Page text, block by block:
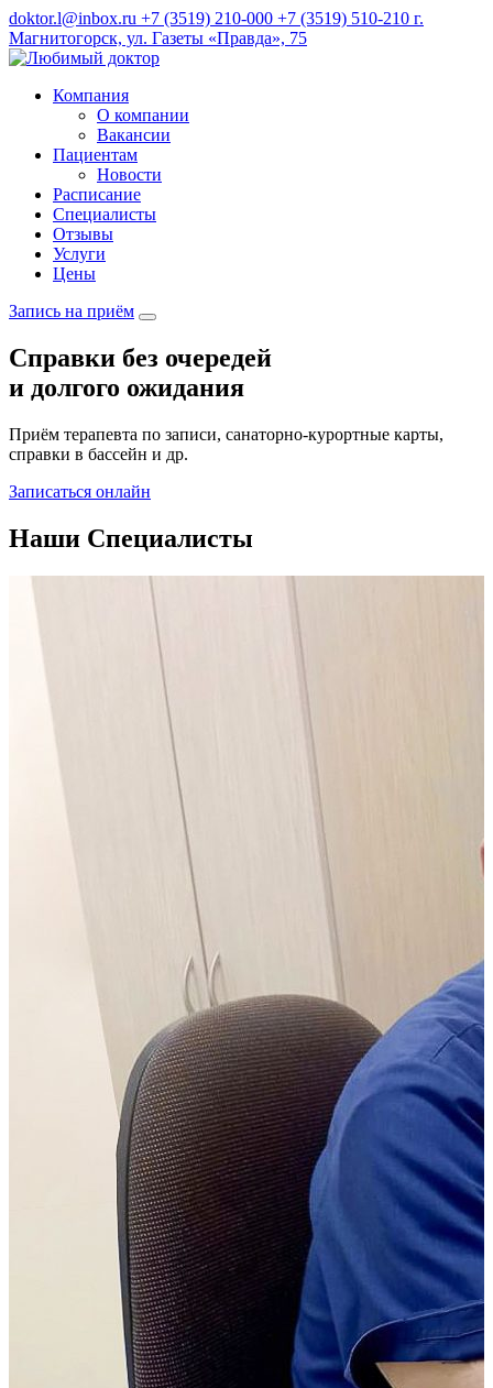
doktor.l@inbox.ru +7 (3519) 210-000 +7 (3519) 510-210 г.
Магнитогорск, ул. Газеты «Правда», 75
Компания
О компании
Вакансии
Пациентам
Новости
Расписание
Специалисты
Отзывы
Услуги
Цены
Запись на приём
Справки без очередей
и долгого ожидания
Приём терапевта по записи, санаторно-курортные карты,
справки в бассейн и др.
Записаться онлайн
Наши Специалисты